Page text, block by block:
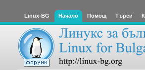
Linux-BG Начало Помощ Търси